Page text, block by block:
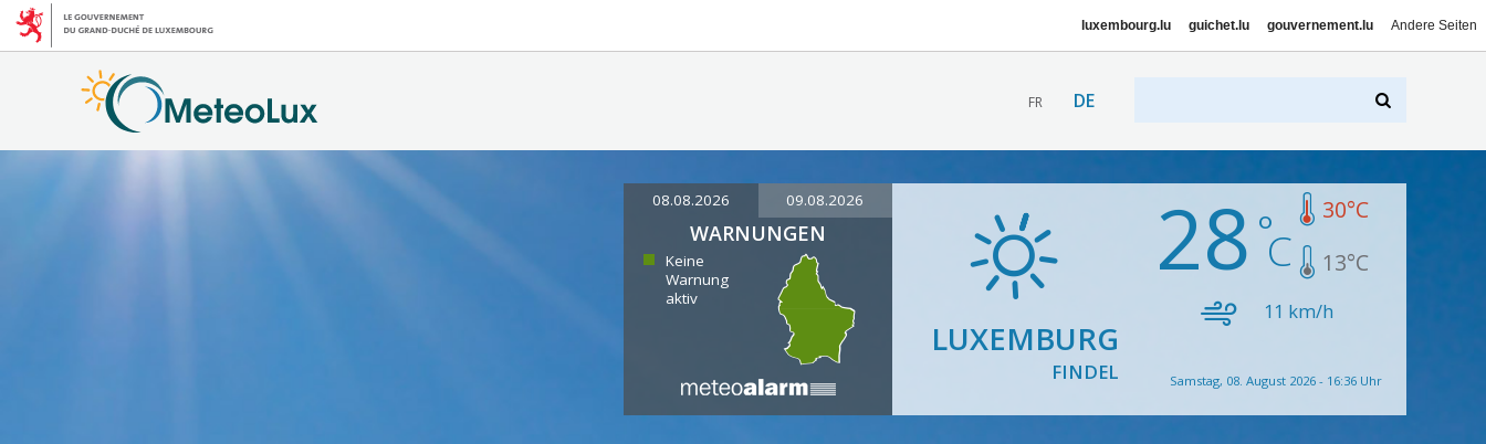
luxembourg.lu guichet.lu gouvernement.lu Andere Seiten
FR DE
08.08.2026 09.08.2026
WARNUNGEN
Keine
Warnung
aktiv
LUXEMBURG
FINDEL
28 30°C
13°C
11 km/h
Samstag, 08. August 2026 - 16:36 Uhr